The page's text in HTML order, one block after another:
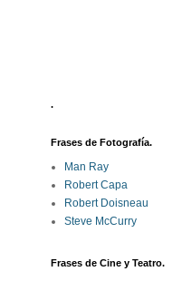
.
Frases de Fotografía.
Man Ray
Robert Capa
Robert Doisneau
Steve McCurry
Frases de Cine y Teatro.